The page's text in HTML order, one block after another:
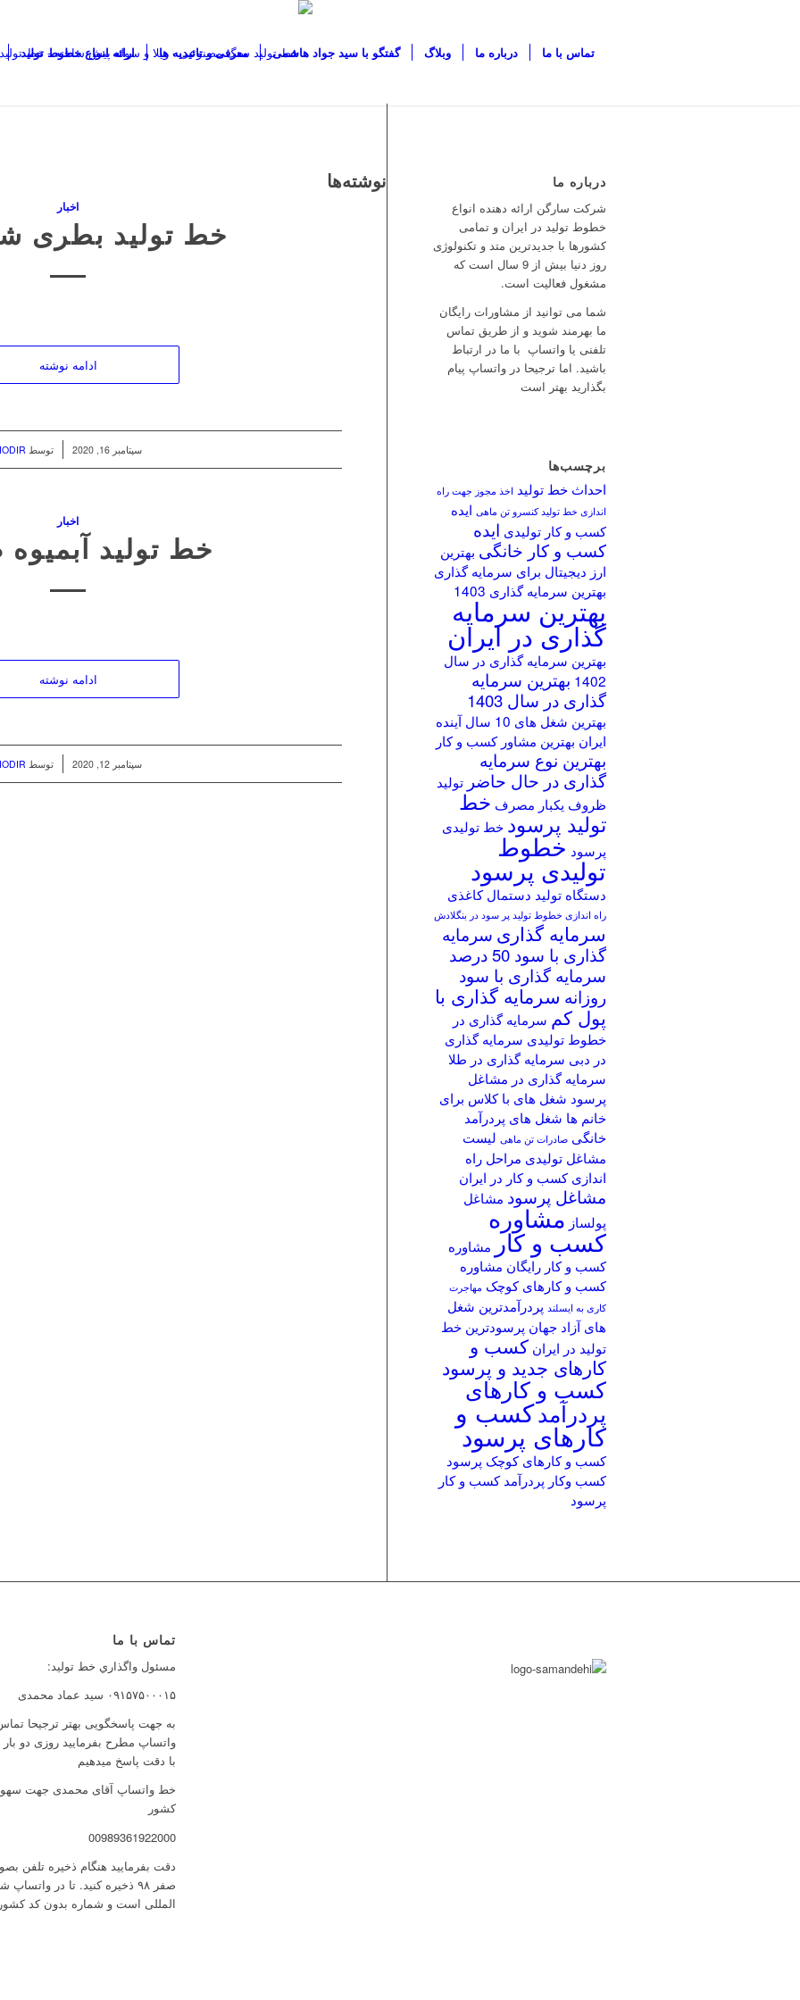
ارائه انواع خطوط تولید معرفی و تائیدیه ها گفتگو با سید جواد هاشمی وبلاگ درباره ما تماس با ما
نوشته‌ها
اخبار
خط تولید بطری
ادامه نوشته
سپتامبر 16, 2020
/ توسط
اخبار
خط تولید
ادامه نوشته
سپتامبر 12, 2020
/ توسط
درباره ما
شرکت سارگن ارائه دهنده انواع
خطوط تولید در ایران و تمامی
کشورها با جدیدترین متد و تکنولوژی
روز دنیا بیش از 9 سال است که
مشغول فعالیت است.
شما می توانید از مشاورات رایگان
ما بهرمند شوید و از طریق تماس
تلفنی یا واتساپ با ما در ارتباط
باشید. اما ترجیحا در واتساپ پیام
بگذارید بهتر است
برچسب‌ها
احداث خط تولید اخذ مجوز جهت راه
اندازی خط تولید کنسرو تن ماهی ایده
کسب و کار تولیدی ایده
کسب و کار خانگی بهترین
ارز دیجیتال برای سرمایه گذاری
بهترین سرمایه گذاری 1403
بهترین سرمایه
گذاری در ایران
بهترین سرمایه گذاری در سال
1402 بهترین سرمایه
گذاری در سال 1403
بهترین شغل های 10 سال آینده
ایران بهترین مشاور کسب و کار
بهترین نوع سرمایه
گذاری در حال حاضر تولید
ظروف یکبار مصرف خط
تولید پرسود خط تولیدی
پرسود خطوط
تولیدی پرسود
دستگاه تولید دستمال کاغذی
راه اندازی خطوط تولید پر سود در بنگلادش
سرمایه گذاری سرمایه
گذاری با سود 50 درصد
سرمایه گذاری با سود
روزانه سرمایه گذاری با
پول کم سرمایه گذاری در
خطوط تولیدی سرمایه گذاری
در دبی سرمایه گذاری در طلا
سرمایه گذاری در مشاغل
پرسود شغل های با کلاس برای
خانم ها شغل های پردرآمد
خانگی صادرات تن ماهی لیست
مشاغل تولیدی مراحل راه
اندازی کسب و کار در ایران
مشاغل پرسود مشاغل
پولساز مشاوره
کسب و کار مشاوره
کسب و کار رایگان مشاوره
کسب و کارهای کوچک مهاجرت
کاری به ایسلند پردرآمدترین شغل
های آزاد جهان پرسودترین خط
تولید در ایران کسب و
کارهای جدید و پرسود
کسب و کارهای
پردرآمدکسب و
کارهای پرسود
کسب و کارهای کوچک پرسود
کسب وکار پردرآمد کسب و کار
پرسود
تماس با ما
مسئول واگذاري خط توليد:
۰۹۱۵۷۵۰۰۰۱۵ سید عماد محمدی
به جهت پاسخگویی بهتر ترجیحا
واتساپ مطرح بفرمایید روزی دو
با دقت پاسخ میدهیم
خط واتساپ آقای محمدی جهت
کشور
00989361922000
صفر ۹۸ ذخیره کنید. تا در
المللی است و شماره بدون کد